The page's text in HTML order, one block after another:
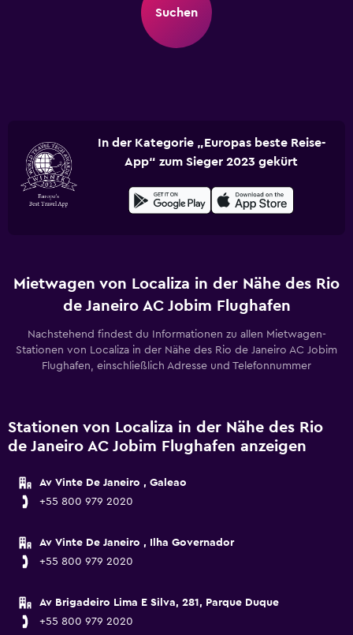
Suchen
In der Kategorie „Europas beste Reise-
App“ zum Sieger 2023 gekürt
Mietwagen von Localiza in der Nähe des Rio
de Janeiro AC Jobim Flughafen
Nachstehend findest du Informationen zu allen Mietwagen-
Stationen von Localiza in der Nähe des Rio de Janeiro AC Jobim
Flughafen, einschließlich Adresse und Telefonnummer
Stationen von Localiza in der Nähe des Rio
de Janeiro AC Jobim Flughafen anzeigen
Av Vinte De Janeiro , Galeao
+55 800 979 2020
Av Vinte De Janeiro , Ilha Governador
+55 800 979 2020
Av Brigadeiro Lima E Silva, 281, Parque Duque
+55 800 979 2020